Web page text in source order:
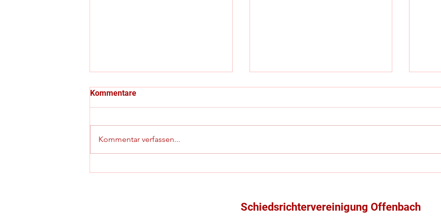
Kommentare
Kommentar verfassen...
Schiedsrichtervereinigung Offenbach